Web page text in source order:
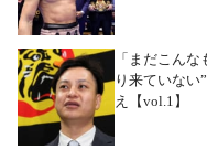
「まだこん
り来ていな
え【vol.1】